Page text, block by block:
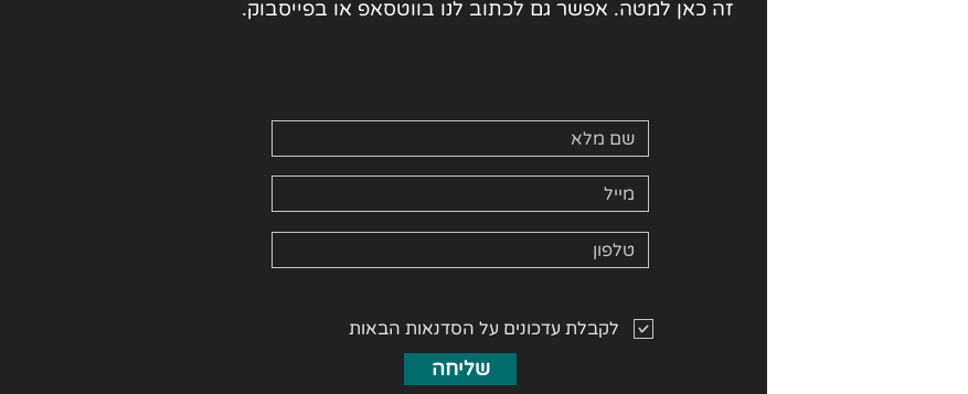
זה כאן למטה. אפשר גם לכתוב לנו בווטסאפ או בפייסבוק.
לקבלת עדכונים על הסדנאות הבאות
שליחה